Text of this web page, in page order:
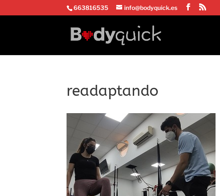
663816535 info@bodyquick.es
readaptando